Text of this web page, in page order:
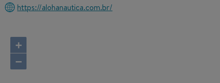
https://alohanautica.com.br/
+
−